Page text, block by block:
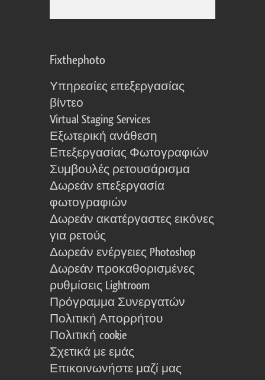
Fixthephoto
Υπηρεσίες επεξεργασίας
βίντεο
Virtual Staging Services
Εξωτερική ανάθεση
Επεξεργασίας Φωτογραφιών
Συμβουλές ρετουσάρισμα
Δωρεάν επεξεργασία
φωτογραφιών
Δωρεάν ακατέργαστες εικόνες
για ρετούς
Δωρεάν ενέργειες Photoshop
Δωρεάν προκαθορισμένες
ρυθμίσεις Lightroom
Πρόγραμμα Συνεργατών
Πολιτική Απορρήτου
Πολιτική cookie
Σχετικά με εμάς
Επικοινωνήστε μαζί μας